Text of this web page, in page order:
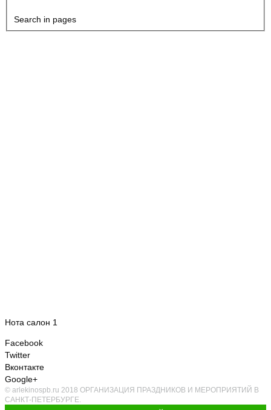
Search in pages
Нота салон 1
Facebook
Twitter
Вконтакте
Google+
© arlekinospb.ru 2018 ОРГАНИЗАЦИЯ ПРАЗДНИКОВ И МЕРОПРИЯТИЙ В
САНКТ-ПЕТЕРБУРГЕ.